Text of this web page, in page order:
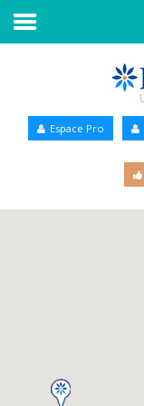
Annuaire Bien-être
Espace Pro